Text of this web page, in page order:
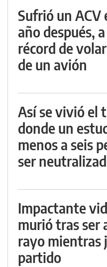
Sufrió un ACV
año después,
récord de
de un avión
Así se vivió el
donde un
menos a seis
ser
Impactante
murió tras ser
rayo mientras
partido